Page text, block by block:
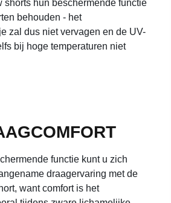
shorts hun beschermende functie
behouden - het
zal dus niet vervagen en de UV-
bij hoge temperaturen niet
functie kunt u zich
draagervaring met de
want comfort is het